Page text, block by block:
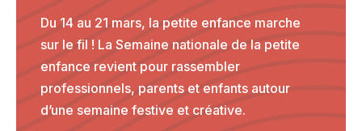
Du 14 au 21 mars, la petite enfance marche
sur le fil ! La Semaine nationale de la petite
enfance revient pour rassembler
professionnels, parents et enfants autour
d’une semaine festive et créative.